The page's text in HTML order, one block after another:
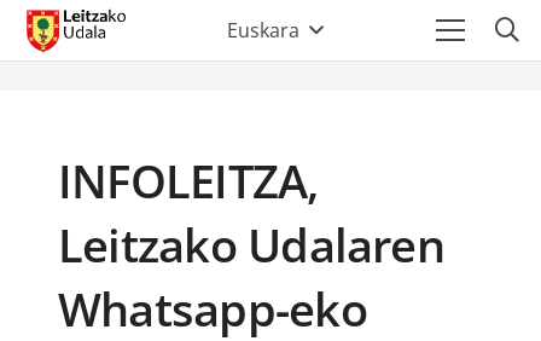
Euskara
INFOLEITZA,
Leitzako Udalaren
Whatsapp-eko